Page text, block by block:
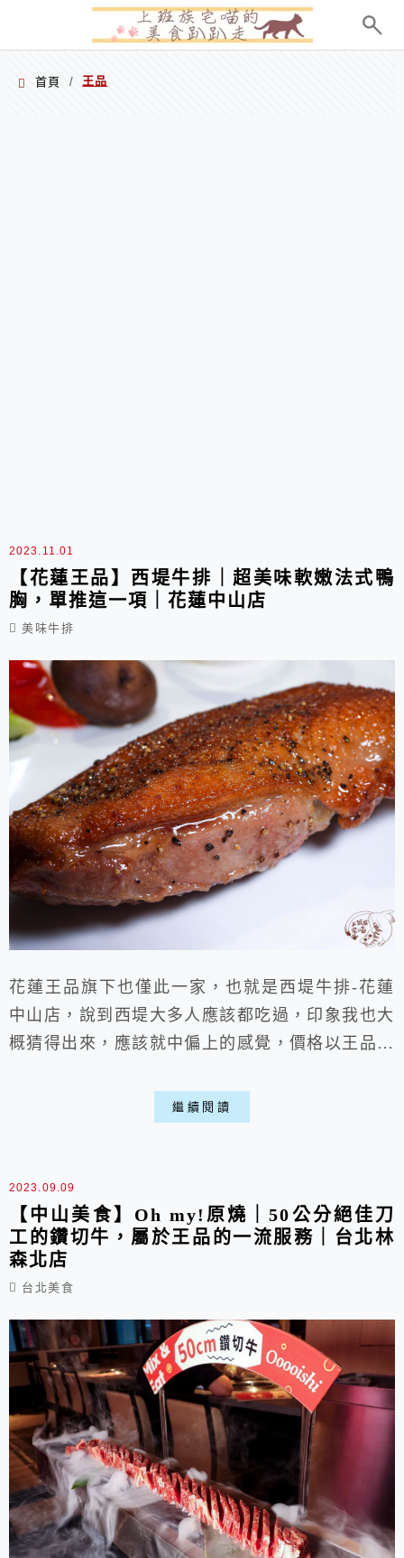
首頁 / 王品
2023.11.01
【花蓮王品】西堤牛排｜超美味軟嫩法式鴨
胸，單推這一項｜花蓮中山店
美味牛排
花蓮王品旗下也僅此一家，也就是西堤牛排-花蓮
中山店，說到西堤大多人應該都吃過，印象我也大
概猜得出來，應該就中偏上的感覺，價格以王品來
胸，主餐選這一個準沒錯，就是一個字讚，西堤其
它主餐其實我都沒什麼想法，僅僅鴨胸是最好吃
繼續閱讀
2023.09.09
【中山美食】Oh my!原燒｜50公分絕佳刀
工的鑽切牛，屬於王品的一流服務｜台北林
森北店
台北美食